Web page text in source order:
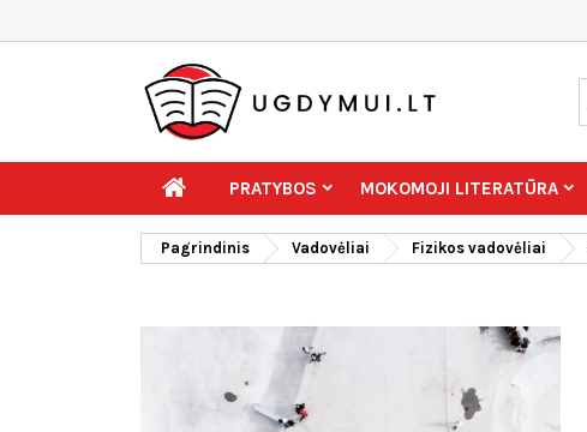
PRATYBOS MOKOMOJI LITERATŪRA
Pagrindinis Vadovėliai Fizikos vadovėliai